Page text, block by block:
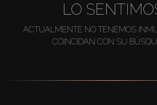
LO
ACTUALMENTE NO TENEMOS
COINCIDAN CON SU